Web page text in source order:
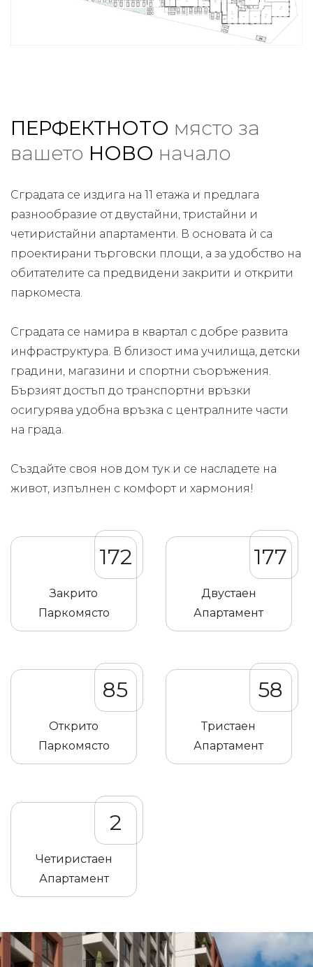
ПЕРФЕКТНОТО място за
вашето НОВО начало
Сградата се издига на 11 етажа и предлага
разнообразие от двустайни, тристайни и
четиристайни апартаменти. В основата ѝ са
проектирани търговски площи, а за удобство на
обитателите са предвидени закрити и открити
паркоместа.
Сградата се намира в квартал с добре развита
инфраструктура. В близост има училища, детски
градини, магазини и спортни съоръжения.
Бързият достъп до транспортни връзки
осигурява удобна връзка с централните части
на града.
Създайте своя нов дом тук и се насладете на
живот, изпълнен с комфорт и хармония!
172
Закрито
Паркомясто
177
Двустаен
Апартамент
85
Открито
Паркомясто
58
Тристаен
Апартамент
2
Четиристаен
Апартамент